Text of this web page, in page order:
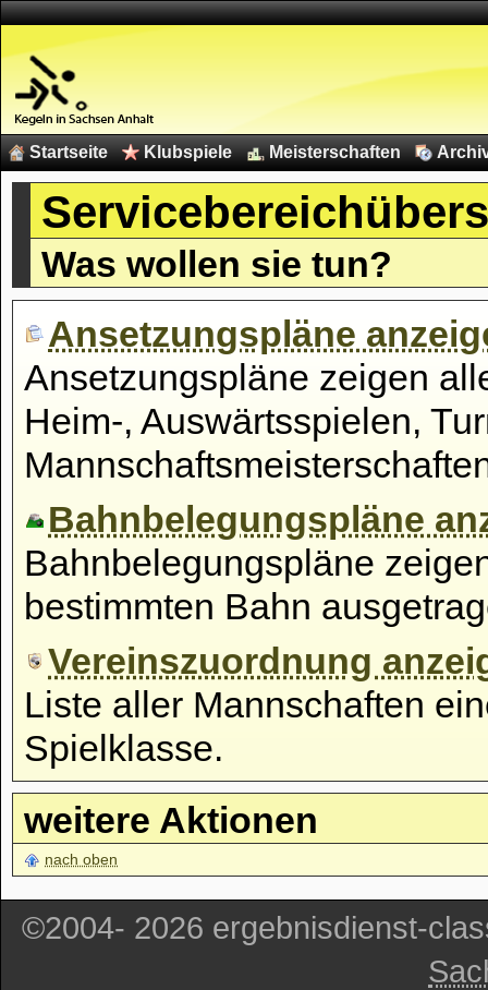
Startseite Klubspiele Meisterschaften
Was wollen sie tun?
Ansetzungspläne
Ansetzungspläne zeigen
Heim-, Auswärtsspielen,
Bahnbelegungspläne
Bahnbelegungspläne
bestimmten Bahn
Vereinszuordnung
Liste aller Mannschaften
Spielklasse.
weitere Aktionen
nach oben
©2004- 2026 ergebnisdienst-